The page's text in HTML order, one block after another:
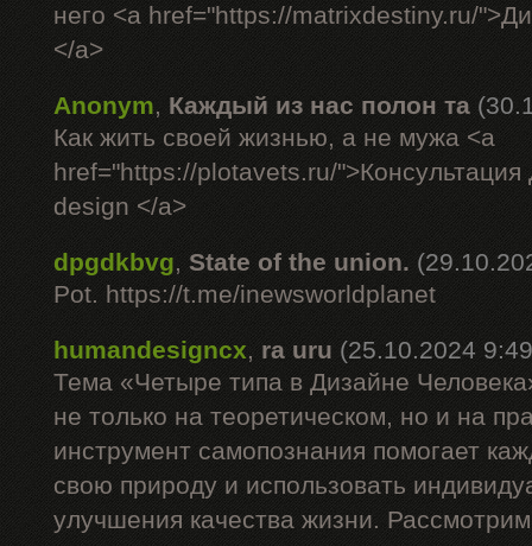
него <a href="https://matrixdestiny.ru/
</a>
Anonym, Каждый из нас полон та
Как жить своей жизнью, а не мужа <a
href="https://plotavets.ru/
design </a>
dpgdkbvg, State of the union.
Pot. https://t.me/inewsworldplanet
humandesigncx, ra uru (25.10.2024
Тема «Четыре типа в Дизайне
не только на теоретическом, но и на
инструмент самопознания помогает
свою природу и использовать
улучшения качества жизни.